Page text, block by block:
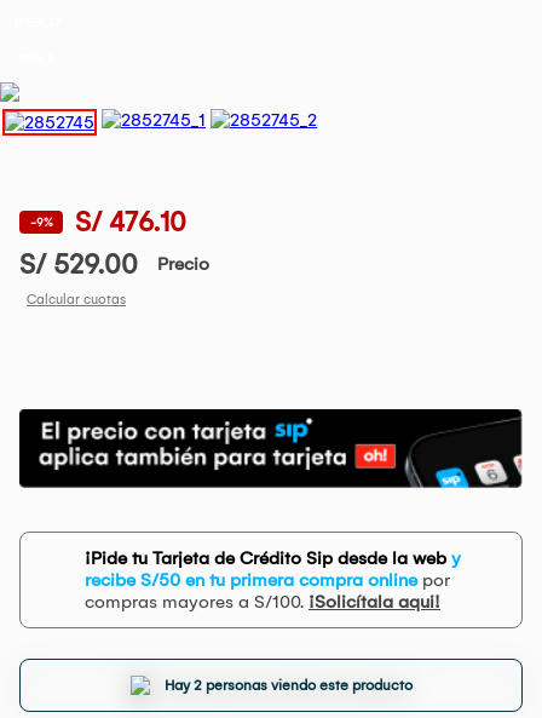
-9%
S/ 476.10
S/ 529.00
Precio
Calcular cuotas
¡Pide tu Tarjeta de Crédito Sip desde la web y
recibe S/50 en tu primera compra onlinepor
compras mayores a S/100. ¡Solicítala aqui!
Hay 2 personas viendo este producto